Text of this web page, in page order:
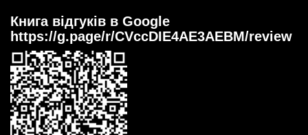
Книга відгуків в Google
https://g.page/r/CVccDIE4AE3AEBM/review